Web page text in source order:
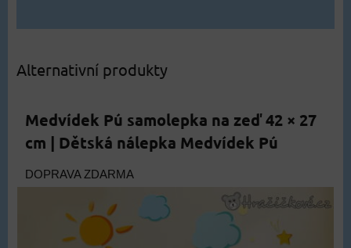
Alternativní produkty
Medvídek Pú samolepka na zeď 42 × 27
cm | Dětská nálepka Medvídek Pú
DOPRAVA ZDARMA